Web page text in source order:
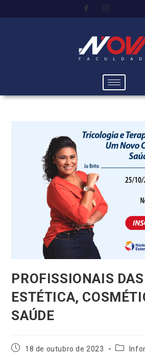
PROFISSIONAIS
ESTÉTICA,
SAÚDE
18 de outubro de 2023